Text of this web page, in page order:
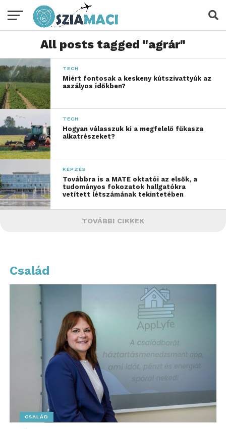
All posts tagged "agrár"
TECH
Miért fontosak a keskeny kútszivattyúk az
aszályos időkben?
TECH
Hogyan válasszuk ki a megfelelő fűkasza
alkatrészeket?
KÉPZÉS
Továbbra is a MATE oktatói az elsők, a
tudományos fokozatok hallgatókra
vetített létszámának tekintetében
TOVÁBBI CIKKEK
Család
CSALÁD